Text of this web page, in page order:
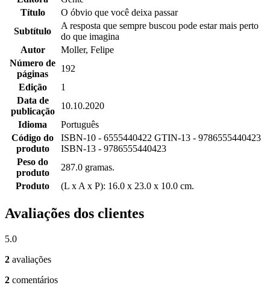
Título
O óbvio que você deixa passar
Subtítulo
A resposta que sempre buscou pode estar mais perto
do que imagina
Autor
Moller, Felipe
Número de
páginas
192
Edição
1
Data de
publicação
10.10.2020
Idioma
Português
Código do
produto
ISBN-10 - 6555440422 GTIN-13 - 9786555440423
ISBN-13 - 9786555440423
Peso do
produto
287.0 gramas.
Produto
(L x A x P): 16.0 x 23.0 x 10.0 cm.
Avaliações dos clientes
5.0
2 avaliações
2 comentários